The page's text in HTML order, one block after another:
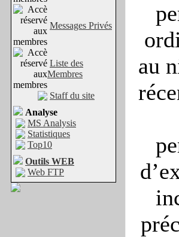
Messages Privés
Liste des
Membres
Staff du site
Analyse
MS Analysis
Statistiques
Top10
Outils WEB
Web FTP
au